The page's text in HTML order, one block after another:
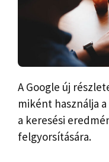
A Google új
miként használja
a keresési
felgyorsítására.